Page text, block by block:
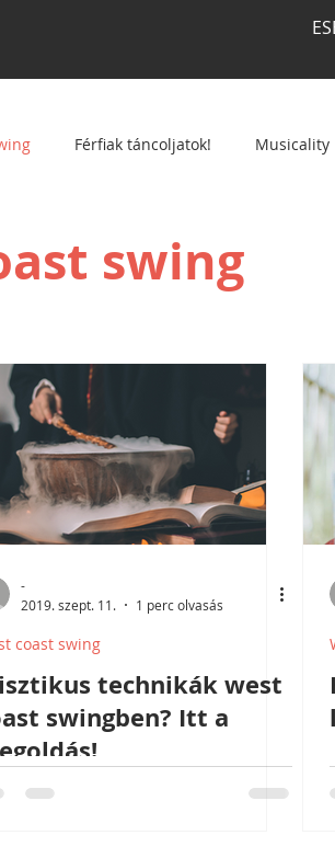
Férfiak táncoljatok! Musicality
swing
-
2019. szept. 11.
1 perc olvasás
coast swing
technikák west
swingben? Itt a